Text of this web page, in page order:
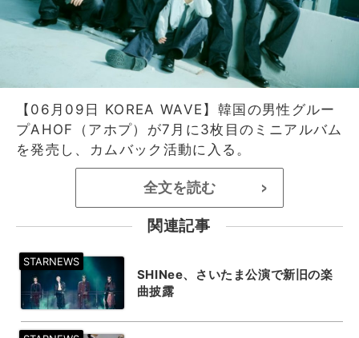
【06月09日 KOREA WAVE】韓国の男性グルー
プAHOF（アホプ）が7月に3枚目のミニアルバム
を発売し、カムバック活動に入る。
全文を読む >
関連記事
SHINee、さいたま公演で新旧の楽
曲披露